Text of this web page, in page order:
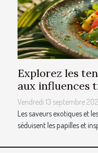
Explorez les
aux influences
Vendredi 13 septembre
Les saveurs exotiques et
séduisent les papilles et